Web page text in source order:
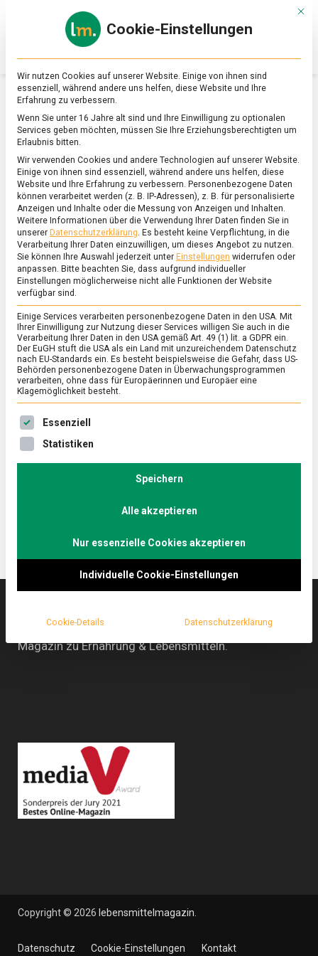
Online-
Magazin
zu
&
Ernährung
SCHLAGWORT:WHISKEY SOUR
FEATURED/WISSEN
Whiskey aus Brandenburg: Rye
20. Mai 2021 Johannes
Whiskey
Im unteren Spreewald findet man in Schlepzig, etwa
eine Stunde von Berlin entfernt, den Stork Club. Hier
Whiskies Awards den besten Roggenwhiskey der
lebensmittelmagazin
(.de) ist das Online-
Magazin zu Ernährung & Lebensmitteln.
Copyright © 2026 lebensmittelmagazin
Datenschutz Cookie-Einstellungen Kontakt
Mit
Cookie-Einstellungen
Wir nutzen Cookies auf unserer Website. Einige von ihnen sind
essenziell, während andere uns helfen, diese Website und Ihre
Erfahrung zu verbessern.
Wenn Sie unter 16 Jahre alt sind und Ihre Einwilligung zu optionalen
Services geben möchten, müssen Sie Ihre Erziehungsberechtigten um
Erlaubnis bitten.
Wir verwenden Cookies und andere Technologien auf unserer Website.
Einige von ihnen sind essenziell, während andere uns helfen, diese
Website und Ihre Erfahrung zu verbessern. Personenbezogene Daten
können verarbeitet werden (z. B. IP-Adressen), z. B. für personalisierte
Anzeigen und Inhalte oder die Messung von Anzeigen und Inhalten.
Weitere Informationen über die Verwendung Ihrer Daten finden Sie in
unserer Datenschutzerklärung. Es besteht keine Verpflichtung, in die
Verarbeitung Ihrer Daten einzuwilligen, um dieses Angebot zu nutzen.
Sie können Ihre Auswahl jederzeit unter Einstellungen widerrufen oder
anpassen. Bitte beachten Sie, dass aufgrund individueller
Einstellungen möglicherweise nicht alle Funktionen der Website
verfügbar sind.
Einige Services verarbeiten personenbezogene Daten in den USA. Mit
Ihrer Einwilligung zur Nutzung dieser Services willigen Sie auch in die
Verarbeitung Ihrer Daten in den USA gemäß Art. 49 (1) lit. a GDPR ein.
Der EuGH stuft die USA als ein Land mit unzureichendem Datenschutz
nach EU-Standards ein. Es besteht beispielsweise die Gefahr, dass US-
Behörden personenbezogene Daten in Überwachungsprogrammen
verarbeiten, ohne dass für Europäerinnen und Europäer eine
Klagemöglichkeit besteht.
Es folgt eine Liste der Service-Gruppen, für die eine
Essenziell
Statistiken
Speichern
Alle akzeptieren
Nur essenzielle Cookies akzeptieren
Individuelle Cookie-Einstellungen
Cookie-Details Datenschutzerklärung